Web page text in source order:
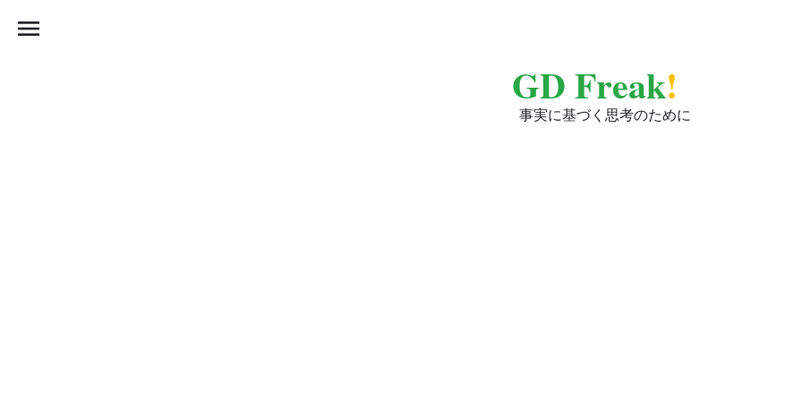
GD Freak!
事実に基づく思考のために
menu